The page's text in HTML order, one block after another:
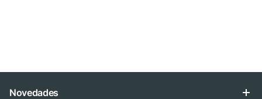
Novedades